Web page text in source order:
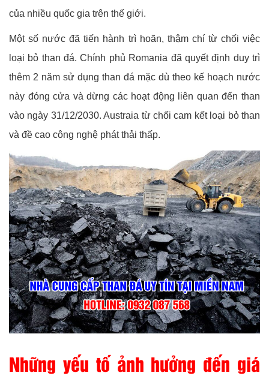
của nhiều quốc gia trên thế giới.
Một số nước đã tiến hành trì hoãn, thậm chí từ chối việc
loại bỏ than đá. Chính phủ Romania đã quyết định duy trì
thêm 2 năm sử dụng than đá mặc dù theo kế hoạch nước
này đóng cửa và dừng các hoạt động liên quan đến than
vào ngày 31/12/2030. Austraia từ chối cam kết loại bỏ than
và đề cao công nghệ phát thải thấp.
Những yếu tố ảnh hưởng đến giá